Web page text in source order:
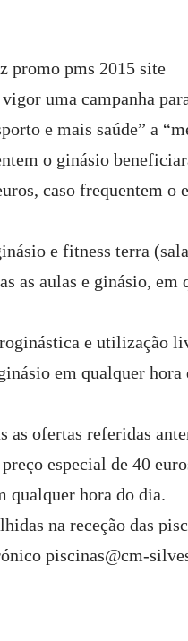
uma campanha
e mais saúde” a
o ginásio
caso frequentem o
e fitness terra
as aulas e ginásio, em
e utilização
em qualquer
as ofertas referidas
especial de 40
qualquer hora do dia.
na receção das
piscinas@cm-